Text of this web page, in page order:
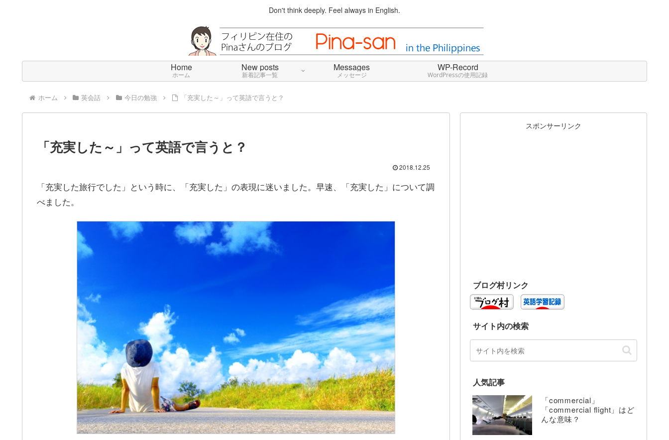
Don't think deeply. Feel always in English.
Home
ホーム
New posts
新着記事一覧
Messages
メッセージ
WP-Record
WordPressの使用記録
ホーム 英会話 今日の勉強 「充実した～」って英語で言うと？
「充実した～」って英語で言うと？
2018.12.25
「充実した旅行でした」という時に、「充実した」の表現に迷いました。早速、「充実した」について調
べました。
スポンサーリンク
ブログ村リンク
サイト内の検索
人気記事
「commercial」
「commercial flight」はど
んな意味？